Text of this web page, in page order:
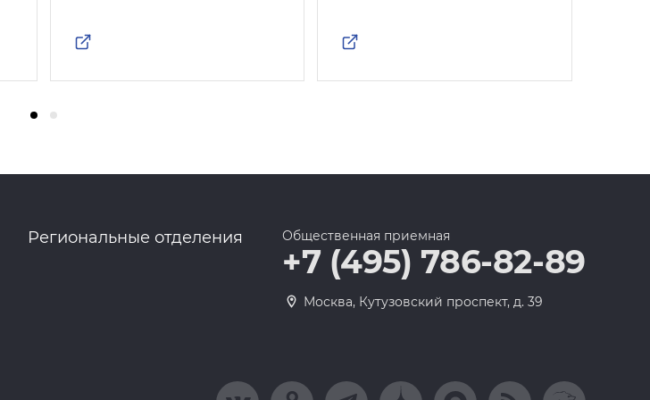
Региональные отделения Общественная приемная
+7 (495) 786-82-89
Москва, Кутузовский проспект, д. 39